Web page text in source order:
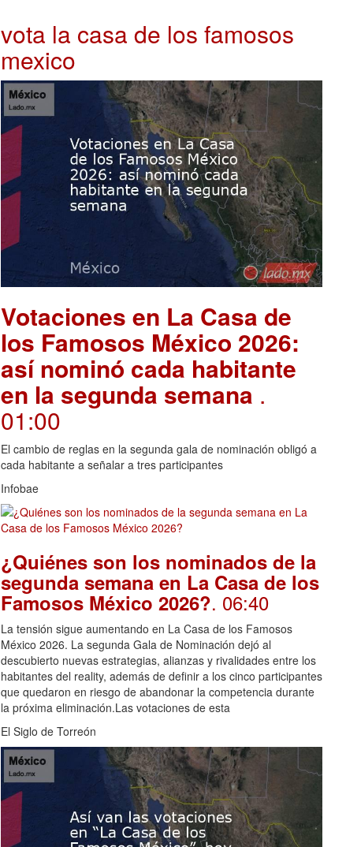
vota la casa de los famosos
mexico
Votaciones en La Casa de
los Famosos México 2026:
así nominó cada habitante
en la segunda semana .
01:00
El cambio de reglas en la segunda gala de nominación obligó a
cada habitante a señalar a tres participantes
Infobae
¿Quiénes son los nominados de la
segunda semana en La Casa de los
Famosos México 2026?. 06:40
La tensión sigue aumentando en La Casa de los Famosos
México 2026. La segunda Gala de Nominación dejó al
descubierto nuevas estrategias, alianzas y rivalidades entre los
habitantes del reality, además de definir a los cinco participantes
que quedaron en riesgo de abandonar la competencia durante
la próxima eliminación.Las votaciones de esta
El Siglo de Torreón